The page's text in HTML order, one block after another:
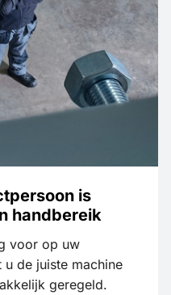
is
handbereik
voor op uw
u de juiste machine
geregeld.